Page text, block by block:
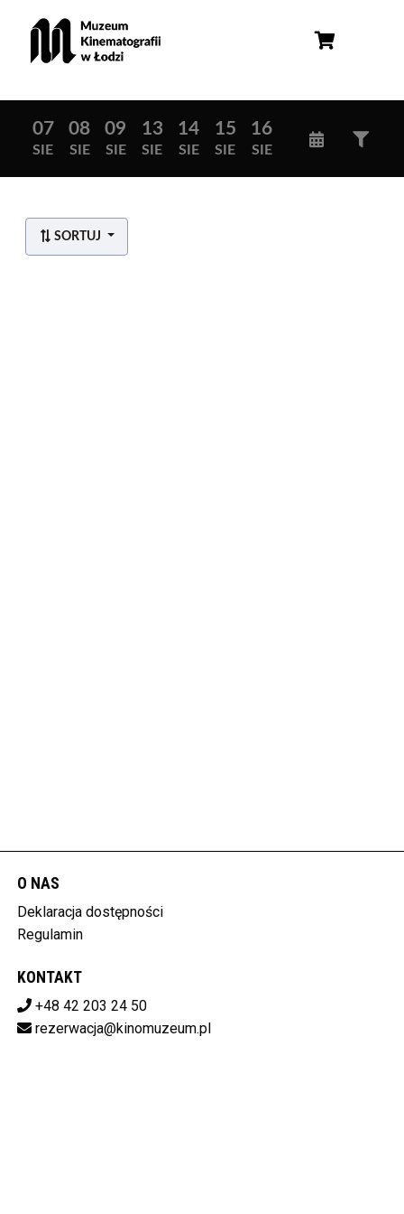
07
SIE
08
SIE
09
SIE
13
SIE
14
SIE
15
SIE
16
SIE
SORTUJ
O NAS
Deklaracja dostępności
Regulamin
KONTAKT
+48 42 203 24 50
rezerwacja@kinomuzeum.pl